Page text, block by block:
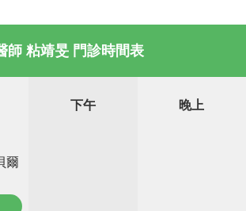
師 粘靖旻 門診時間表
下午 晚上
爾